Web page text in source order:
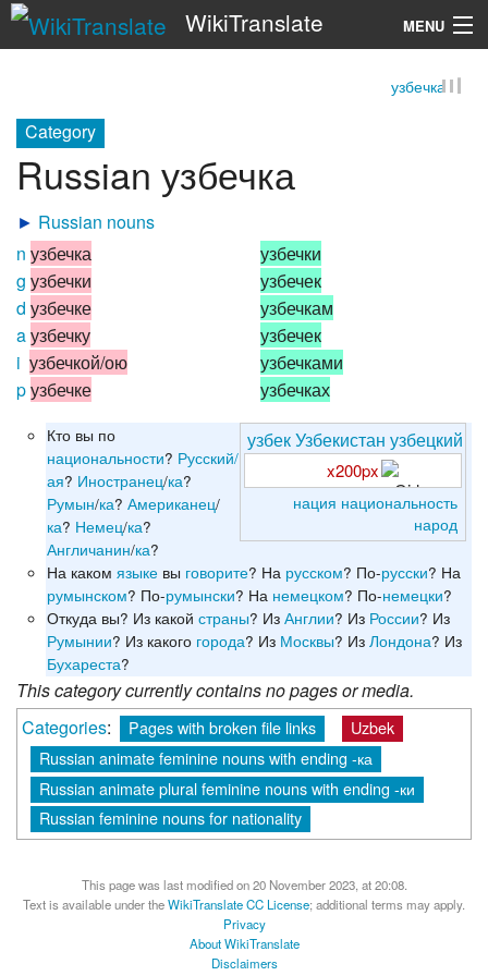
WikiTranslate MENU
узбечка
Category
Russian узбечка
► Russian nouns
n узбечка
g узбечки
d узбечке
aузбечку
i узбечкой/ою
pузбечке
узбечки
узбечек
узбечкам
узбечек
узбечками
узбечках
узбекУзбекистан узбецкий
x200px
нация национальность
народ
Кто вы по
национальности? Русский/
ая? Иностранец/ка?
Румын/ка?Американец/
ка? Немец/ка?
Англичанин/ка?
На какомязыке вы говорите? На русском? По-русски? На
румынском? По-румынски? На немецком? По-немецки?
Откуда вы? Из какойстраны? ИзАнглии? Из России? Из
Румынии? Из какого города? Из Москвы? ИзЛондона? Из
Бухареста?
This category currently contains no pages or media.
Categories: Pages with broken file links
Uzbek
Russian animate feminine nouns with ending -ка
Russian animate plural feminine nouns with ending -ки
Russian feminine nouns for nationality
This page was last modified on 20 November 2023, at 20:08.
Text is available under theWikiTranslate CC License; additional terms may apply.
Privacy
About WikiTranslate
Disclaimers